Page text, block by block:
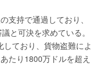
支持で通過しており、
と可決を求めている。
ており、貨物盗難によ
たり1800万ドルを超え